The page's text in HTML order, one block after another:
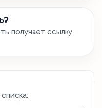
получает ссылку